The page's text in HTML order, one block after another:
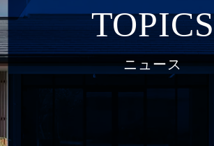
TOPICS
ニュース